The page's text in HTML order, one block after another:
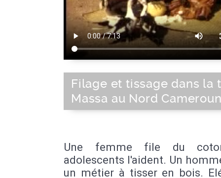
Filage et tissage dans la
Massa au Nord
Une femme file du
adolescents l'aident. Un
un métier à tisser en bois.